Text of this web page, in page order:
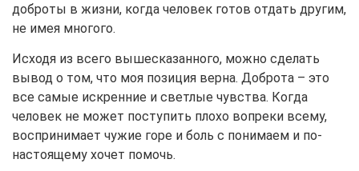
доброты в жизни, когда человек готов отдать другим,
не имея многого.
Исходя из всего вышесказанного, можно сделать
вывод о том, что моя позиция верна. Доброта – это
все самые искренние и светлые чувства. Когда
человек не может поступить плохо вопреки всему,
воспринимает чужие горе и боль с понимаем и по-
настоящему хочет помочь.